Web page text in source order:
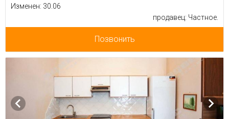
Изменен: 30.06
продавец: Частное.
Позвонить